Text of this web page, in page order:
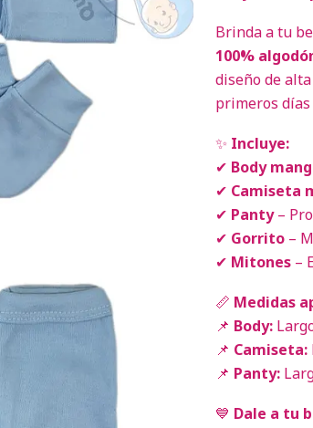
Brinda a tu
100%
diseño de
primeros días
✨ Incluye:
✔ Body
✔ Camiseta
✔ Panty–
✔ Gorrito –
✔ Mitones –
📏 Medidas
📌 Body:
📌 Camiseta:
📌 Panty:
💙 Dale a tu